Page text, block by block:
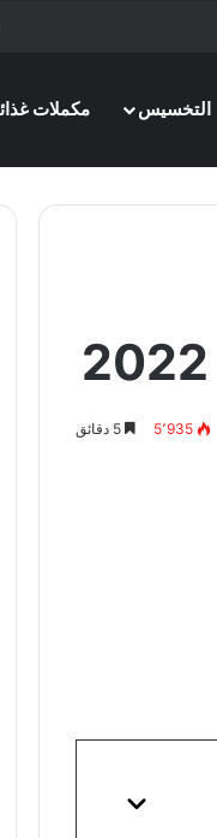
التخسيس مكملات
5٬935